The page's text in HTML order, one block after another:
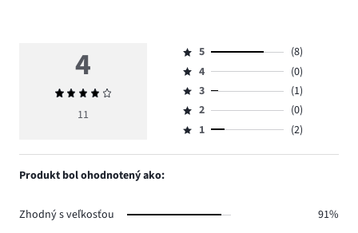
4
Priemerné
hodnotenie
11
Hodnotenie
5,
počet
hlasov
8.
5
(8)
Hodnotenie
4,
počet
hlasov
4
(0)
Hodnotenie
3,
počet
3
(1)
Hodnotenie
2,
2
(0)
Hodnotenie
1,
1 (2)
Produkt bol ohodnotený ako:
Zhodný s veľkosťou
91%